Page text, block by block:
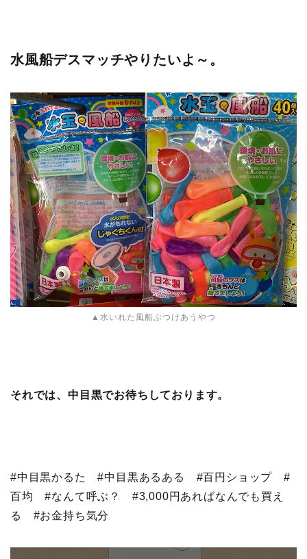
水風船デスマッチやりたいよ～。
▲水いれた風船ぶつけあうやつ
それでは、中目黒でお待ちしております。
#中目黒かるた #中目黒あるある #百円ショップ #
百均 #なんて呼ぶ？ #3,000円あればなんでも買え
る #お金持ち気分